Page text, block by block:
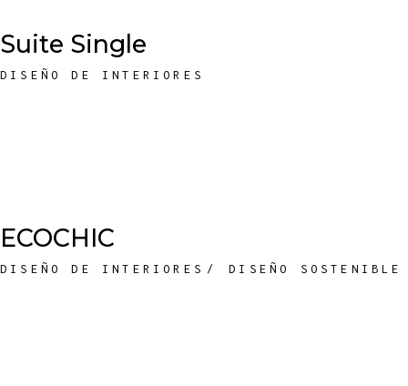
Suite Single
DISEÑO DE INTERIORES
ECOCHIC
DISEÑO DE INTERIORES DISEÑO SOSTENIBLE